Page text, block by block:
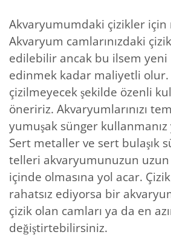
Akvaryumumdaki çizikler
Akvaryum camlarınızdaki
edilebilir ancak bu ilsem
edinmek kadar maliyetli
çizilmeyecek şekilde özenli
öneririz. Akvaryumlarınızı
yumuşak sünger
Sert metaller ve sert bulaşık
telleri akvaryumunuzun
içinde olmasına yol acar.
rahatsız ediyorsa bir
çizik olan camları ya da en
değiştirtebilirsiniz.